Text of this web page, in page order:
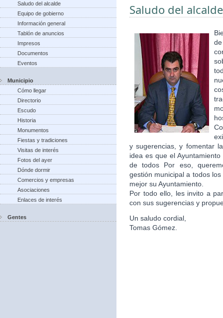
Saludo del alcalde
Equipo de gobierno
Información general
Tablón de anuncios
Impresos
Documentos
Eventos
Municipio
Cómo llegar
Directorio
Escudo
Historia
Monumentos
Fiestas y tradiciones
Visitas de interés
Fotos del ayer
Dónde dormir
Comercios y empresas
Asociaciones
Enlaces de interés
Gentes
Saludo del alcalde
y sugerencias, y fomentar
idea es que el
de todos Por eso,
gestión municipal a todos
mejor su Ayuntamiento.
Por todo ello, les invito a
con sus sugerencias y
Un saludo cordial,
Tomas Gómez.